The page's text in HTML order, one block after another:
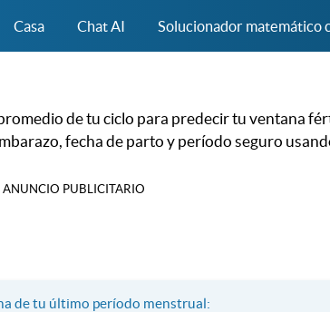
Casa Chat AI Solucionador matemático
de tu ciclo para predecir tu ventana
fecha de parto y período seguro
ANUNCIO PUBLICITARIO
de tu último período menstrual: